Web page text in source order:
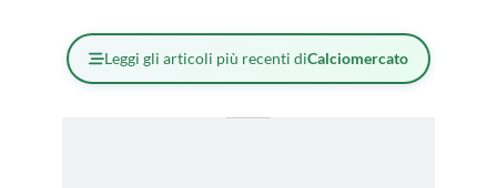
Leggi gli articoli più recenti diCalciomercato